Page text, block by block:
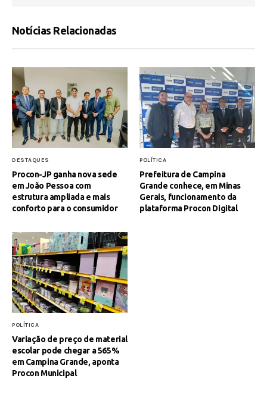
Notícias Relacionadas
DESTAQUES
Procon-JP ganha nova sede
em João Pessoa com
estrutura ampliada e mais
conforto para o consumidor
POLÍTICA
Prefeitura de Campina
Grande conhece, em Minas
Gerais, funcionamento da
plataforma Procon Digital
POLÍTICA
Variação de preço de material
escolar pode chegar a 565%
em Campina Grande, aponta
Procon Municipal